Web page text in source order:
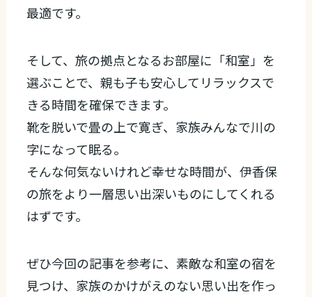
最適です。
そして、旅の拠点となるお部屋に「和室」を
選ぶことで、親も子も安心してリラックスで
きる時間を確保できます。
靴を脱いで畳の上で寛ぎ、家族みんなで川の
字になって眠る。
そんな何気ないけれど幸せな時間が、伊香保
の旅をより一層思い出深いものにしてくれる
はずです。
ぜひ今回の記事を参考に、素敵な和室の宿を
見つけ、家族のかけがえのない思い出を作っ